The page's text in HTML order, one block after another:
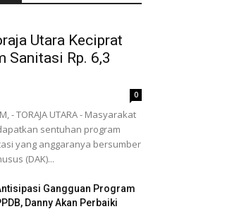
Utara Keciprat
Sanitasi Rp. 6,3
0
- TORAJA UTARA - Masyarakat
sentuhan program
yang anggaranya bersumber
(DAK)...
Gangguan Program
Danny Akan Perbaiki